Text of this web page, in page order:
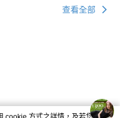
查看全部